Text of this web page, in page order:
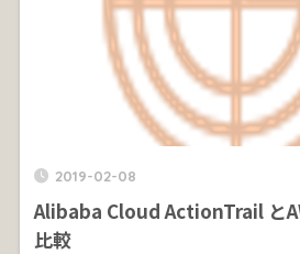
2019-02-08
Alibaba Cloud ActionTrail と
比較